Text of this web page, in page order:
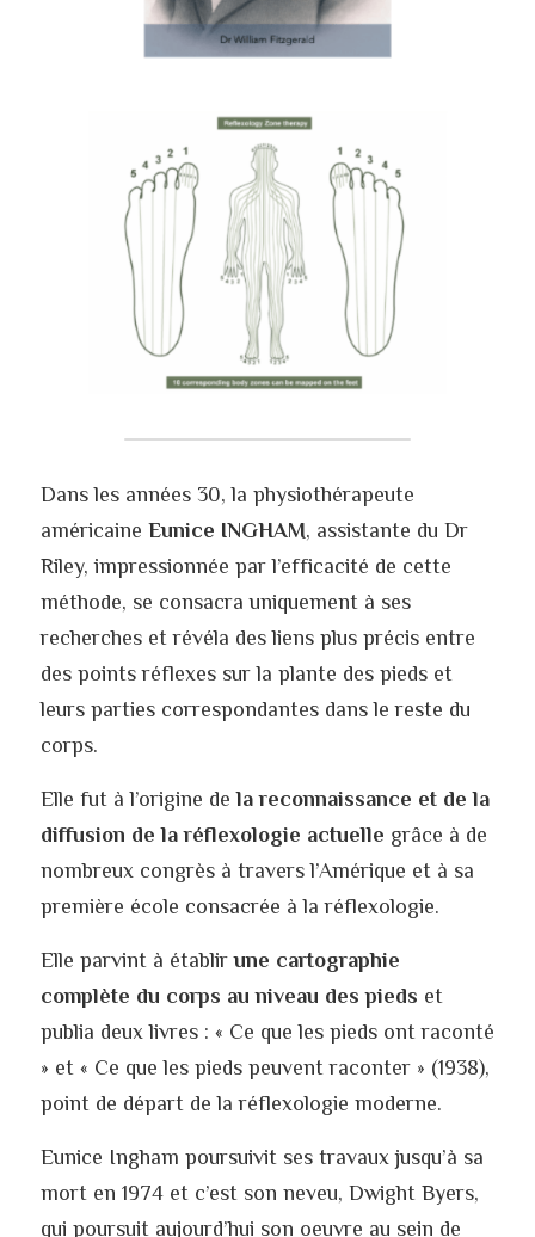
Dans les années 30, la physiothérapeute
américaine Eunice INGHAM, assistante du Dr
Riley, impressionnée par l’efficacité de cette
méthode, se consacra uniquement à ses
recherches et révéla des liens plus précis entre
des points réflexes sur la plante des pieds et
leurs parties correspondantes dans le reste du
corps.
Elle fut à l’origine de la reconnaissance et de la
diffusion de la réflexologie actuelle grâce à de
nombreux congrès à travers l’Amérique et à sa
première école consacrée à la réflexologie.
Elle parvint à établir une cartographie
complète du corps au niveau des pieds et
publia deux livres : « Ce que les pieds ont raconté
» et « Ce que les pieds peuvent raconter » (1938),
point de départ de la réflexologie moderne.
Eunice Ingham poursuivit ses travaux jusqu’à sa
mort en 1974 et c’est son neveu, Dwight Byers,
qui poursuit aujourd’hui son oeuvre au sein de